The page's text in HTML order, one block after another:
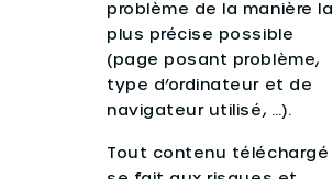
problème de la manière la
plus précise possible
(page posant problème,
type d’ordinateur et de
navigateur utilisé, …).
Tout contenu téléchargé